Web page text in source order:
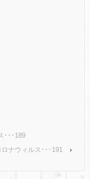
･･･189
ナウィルス･･･191
›